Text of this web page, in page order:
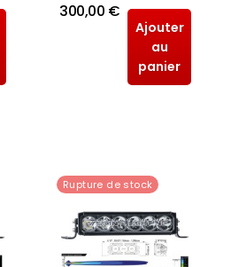
300,00 €
Ajouter
au
panier
Rupture de stock